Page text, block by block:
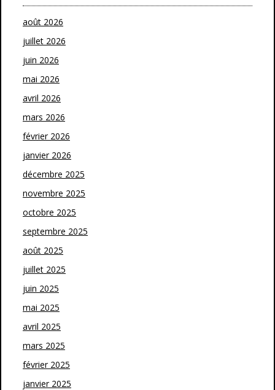
août 2026
juillet 2026
juin 2026
mai 2026
avril 2026
mars 2026
février 2026
janvier 2026
décembre 2025
novembre 2025
octobre 2025
septembre 2025
août 2025
juillet 2025
juin 2025
mai 2025
avril 2025
mars 2025
février 2025
janvier 2025